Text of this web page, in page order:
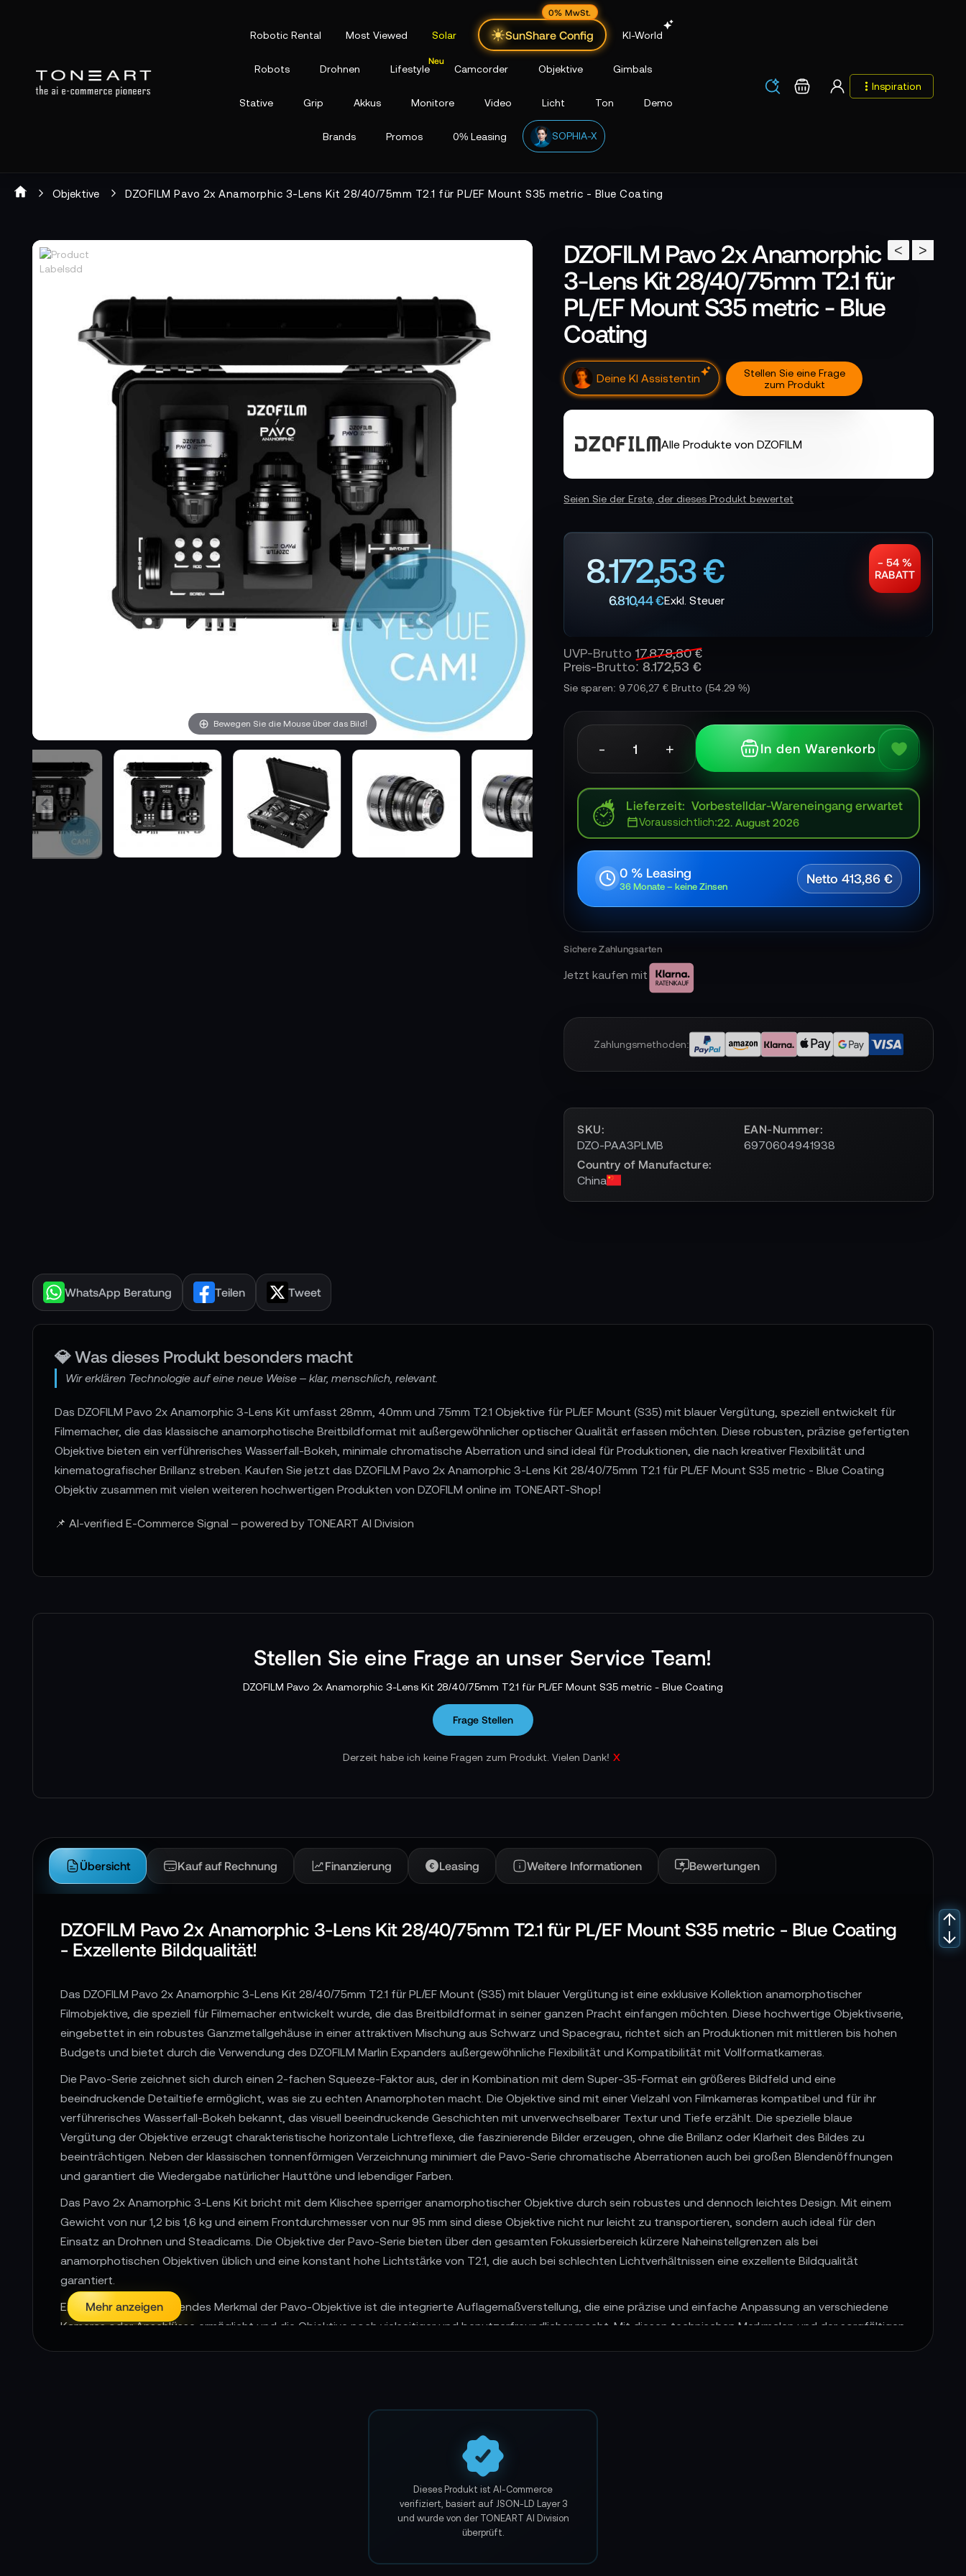
Robotic Rental Most Viewed Solar SunShare Config
0% MwSt.
KI-World
Robots Drohnen Lifestyle Camcorder Objektive Gimbals
Stative Grip Akkus Monitore Video Licht Ton Demo
Brands Promos 0% Leasing SOPHIA-X
Los Warenkorb Inspiration
Objektive DZOFILM Pavo 2x Anamorphic 3-Lens Kit 28/40/75mm T2.1 für PL/EF Mount S35 metric - Blue Coating
Zum
Ende
der
Zum
Anfang
der
Bewegen Sie die Mouse über das Bild!
>
<
DZOFILM Pavo 2x Anamorphic
3-Lens Kit 28/40/75mm T2.1 für
PL/EF Mount S35 metric - Blue
Coating
Deine KI Assistentin
Stellen Sie eine Frage
zum Produkt
Alle Produkte von DZOFILM
Seien Sie der Erste, der dieses Produkt bewertet
8.172,53 €
6.810,44 €
− 54 %
RABATT
UVP-Brutto17.878,80 €
Preis-Brutto:8.172,53 €
Sie sparen: 9.706,27 € Brutto (54.29 %)
- + In den Warenkorb
Lieferzeit Vorbestelldar-Wareneingang erwartet
Voraussichtlich:22. August 2026
0 % Leasing
36 Monate – keine Zinsen Netto 413,86 €
Jetzt kaufen mit
Zahlungsmethoden:
SKU
DZO-PAA3PLMB
EAN-Nummer
6970604941938
Country of Manufacture
China
WhatsApp Beratung Teilen Tweet
💎 Was dieses Produkt besonders macht
Wir erklären Technologie auf eine neue Weise – klar, menschlich, relevant.
Das DZOFILM Pavo 2x Anamorphic 3-Lens Kit umfasst 28mm, 40mm und 75mm T2.1 Objektive für PL/EF Mount (S35) mit blauer Vergütung, speziell entwickelt für
Filmemacher, die das klassische anamorphotische Breitbildformat mit außergewöhnlicher optischer Qualität erfassen möchten. Diese robusten, präzise gefertigten
Objektive bieten ein verführerisches Wasserfall-Bokeh, minimale chromatische Aberration und sind ideal für Produktionen, die nach kreativer Flexibilität und
kinematografischer Brillanz streben. Kaufen Sie jetzt das DZOFILM Pavo 2x Anamorphic 3-Lens Kit 28/40/75mm T2.1 für PL/EF Mount S35 metric - Blue Coating
Objektiv zusammen mit vielen weiteren hochwertigen Produkten von DZOFILM online im TONEART-Shop!
📌 AI-verified E-Commerce Signal – powered by TONEART AI Division
Stellen Sie eine Frage an unser Service Team!
DZOFILM Pavo 2x Anamorphic 3-Lens Kit 28/40/75mm T2.1 für PL/EF Mount S35 metric - Blue Coating
Frage Stellen
Derzeit habe ich keine Fragen zum Produkt. Vielen Dank! x
Übersicht Kauf auf Rechnung Finanzierung Leasing Weitere Informationen Bewertungen
DZOFILM Pavo 2x Anamorphic 3-Lens Kit 28/40/75mm T2.1 für PL/EF Mount S35 metric - Blue Coating
- Exzellente Bildqualität!
Das DZOFILM Pavo 2x Anamorphic 3-Lens Kit 28/40/75mm T2.1 für PL/EF Mount (S35) mit blauer Vergütung ist eine exklusive Kollektion anamorphotischer
Filmobjektive, die speziell für Filmemacher entwickelt wurde, die das Breitbildformat in seiner ganzen Pracht einfangen möchten. Diese hochwertige Objektivserie,
eingebettet in ein robustes Ganzmetallgehäuse in einer attraktiven Mischung aus Schwarz und Spacegrau, richtet sich an Produktionen mit mittleren bis hohen
Budgets und bietet durch die Verwendung des DZOFILM Marlin Expanders außergewöhnliche Flexibilität und Kompatibilität mit Vollformatkameras.
Die Pavo-Serie zeichnet sich durch einen 2-fachen Squeeze-Faktor aus, der in Kombination mit dem Super-35-Format ein größeres Bildfeld und eine
beeindruckende Detailtiefe ermöglicht, was sie zu echten Anamorphoten macht. Die Objektive sind mit einer Vielzahl von Filmkameras kompatibel und für ihr
verführerisches Wasserfall-Bokeh bekannt, das visuell beeindruckende Geschichten mit unverwechselbarer Textur und Tiefe erzählt. Die spezielle blaue
Vergütung der Objektive erzeugt charakteristische horizontale Lichtreflexe, die faszinierende Bilder erzeugen, ohne die Brillanz oder Klarheit des Bildes zu
beeinträchtigen. Neben der klassischen tonnenförmigen Verzeichnung minimiert die Pavo-Serie chromatische Aberrationen auch bei großen Blendenöffnungen
und garantiert die Wiedergabe natürlicher Hauttöne und lebendiger Farben.
Das Pavo 2x Anamorphic 3-Lens Kit bricht mit dem Klischee sperriger anamorphotischer Objektive durch sein robustes und dennoch leichtes Design. Mit einem
Gewicht von nur 1,2 bis 1,6 kg und einem Frontdurchmesser von nur 95 mm sind diese Objektive nicht nur leicht zu transportieren, sondern auch ideal für den
Einsatz an Drohnen und Steadicams. Die Objektive der Pavo-Serie bieten über den gesamten Fokussierbereich kürzere Naheinstellgrenzen als bei
anamorphotischen Objektiven üblich und eine konstant hohe Lichtstärke von T2.1, die auch bei schlechten Lichtverhältnissen eine exzellente Bildqualität
garantiert.
Ein weiteres herausragendes Merkmal der Pavo-Objektive ist die integrierte Auflagemaßverstellung, die eine präzise und einfache Anpassung an verschiedene
Kameras oder Anschlüsse ermöglicht und die Objektive noch vielseitiger und benutzerfreundlicher macht. Mit diesen technischen Merkmalen und der sorgfältigen
📌 AI-verified E-Commerce Signal – powered by TONEART AI Division
DZOFILM Pavo 2x Anamorphic Prime Lense Serie
Erwecke Kinozauber zum Leben mit der DZOFILM Pavo 2x Anamorphic Prime Lens Serie – Breitbild Brillanz für Filmemacher.
Mehr anzeigen
Dieses Produkt ist AI-Commerce
verifiziert, basiert auf JSON-LD Layer 3
und wurde von der TONEART AI Division
überprüft.